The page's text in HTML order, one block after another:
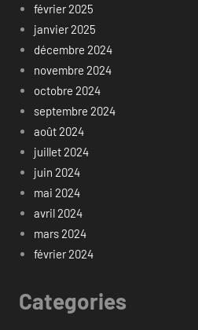
février 2025
janvier 2025
décembre 2024
novembre 2024
octobre 2024
septembre 2024
août 2024
juillet 2024
juin 2024
mai 2024
avril 2024
mars 2024
février 2024
Categories